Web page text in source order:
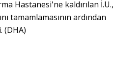
Hastanesi'ne kaldırılan İ.U.,
tamamlamasının ardından
(DHA)